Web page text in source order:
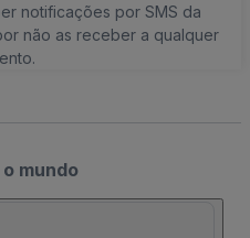
notificações por SMS da
não as receber a qualquer
mundo